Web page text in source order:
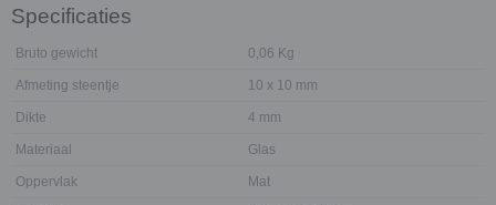
Specificaties
Bruto gewicht 0,06 Kg
Afmeting steentje 10 x 10 mm
Dikte 4 mm
Materiaal Glas
Oppervlak Mat